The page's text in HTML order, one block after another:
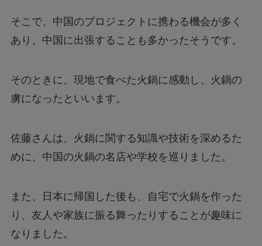
そこで、中国のプロジェクトに携わる機会が多く
あり、中国に出張することも多かったそうです。
そのときに、現地で食べた火鍋に感動し、火鍋の
虜になったといいます。
佐藤さんは、火鍋に関する知識や技術を深めるた
めに、中国の火鍋の名店や学校を巡りました。
また、日本に帰国した後も、自宅で火鍋を作った
り、友人や家族に振る舞ったりすることが趣味に
なりました。